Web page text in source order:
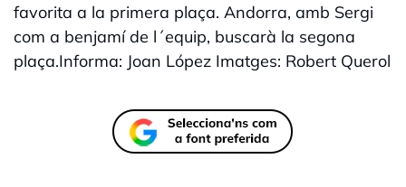
favorita a la primera plaça. Andorra, amb Sergi
com a benjamí de l´equip, buscarà la segona
plaça.Informa: Joan López Imatges: Robert Querol